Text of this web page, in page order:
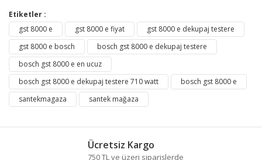
Bu ürüne ilk yorumu siz yapın!
Yorum Yaz
diğer konularda yetersiz gördüğünüz noktaları öneri
formunu kullanarak tarafımıza iletebilirsiniz.
Görüş ve önerileriniz için teşekkür ederiz.
Ürün resmi kalitesiz, bozuk veya görüntülenemiyor.
Ürün açıklamasında eksik bilgiler bulunuyor.
Ürün bilgilerinde hatalar bulunuyor.
Bu ürüne benzer farklı alternatifler olmalı.
Etiketler :
gst 8000 e
gst 8000 e fiyat
gst 8000 e dekupaj testere
gst 8000 e bosch
bosch gst 8000 e dekupaj testere
bosch gst 8000 e en ucuz
bosch gst 8000 e dekupaj testere 710 watt
bosch gst 8000 e
santekmagaza
santek mağaza
Ücretsiz Kargo
750 TL ve üzeri siparişlerde